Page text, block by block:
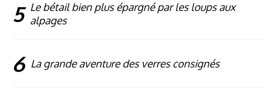
5 Le bétail bien plus épargné par les loups aux
alpages
6 La grande aventure des verres consignés